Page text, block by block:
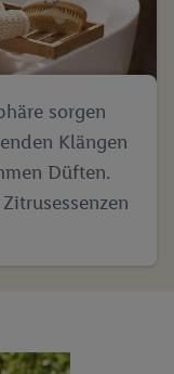
sorgen
Klängen
Düften.